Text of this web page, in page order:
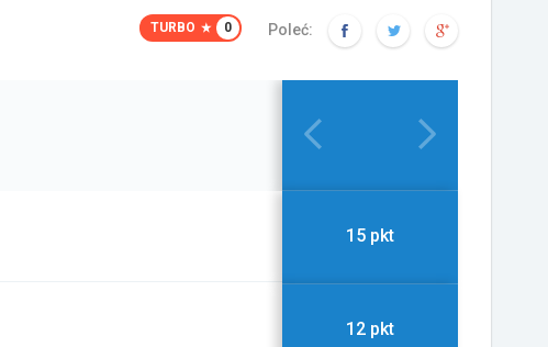
TURBO 0 Poleć:
15 pkt
12 pkt